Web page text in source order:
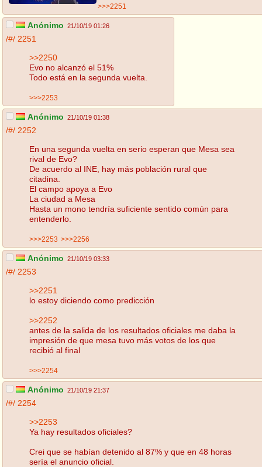
>>>2251
Anónimo 21/10/19 01:26
/#/ 2251
>>2250
Evo no alcanzó el 51%
Todo está en la segunda vuelta.
>>>2253
Anónimo 21/10/19 01:38
/#/ 2252
En una segunda vuelta en serio esperan que Mesa sea
rival de Evo?
De acuerdo al INE, hay más población rural que
citadina.
El campo apoya a Evo
La ciudad a Mesa
Hasta un mono tendría suficiente sentido común para
entenderlo.
>>>2253 >>>2256
Anónimo 21/10/19 03:33
/#/ 2253
>>2251
lo estoy diciendo como predicción
>>2252
antes de la salida de los resultados oficiales me daba la
impresión de que mesa tuvo más votos de los que
recibió al final
>>>2254
Anónimo 21/10/19 21:37
/#/ 2254
>>2253
Ya hay resultados oficiales?
Crei que se habían detenido al 87% y que en 48 horas
sería el anuncio oficial.